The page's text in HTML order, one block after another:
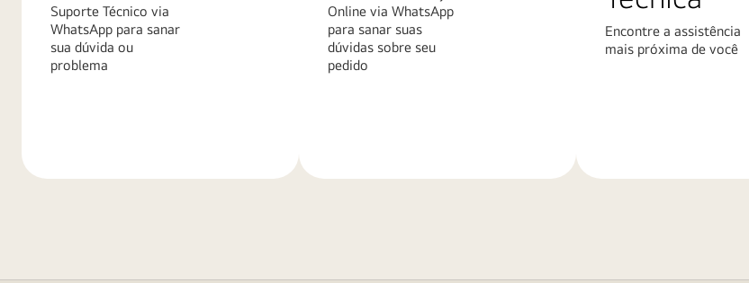
Suporte Técnico via
WhatsApp para sanar
sua dúvida ou
problema
Online via WhatsApp
para sanar suas
dúvidas sobre seu
pedido
Encontre a assistência
mais próxima de você